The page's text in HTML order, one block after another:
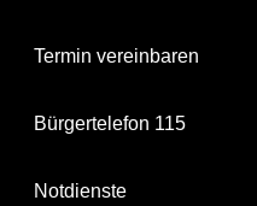
Termin vereinbaren
Bürgertelefon 115
Notdienste